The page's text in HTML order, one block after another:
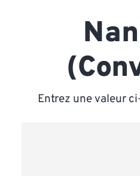
Entrez une valeur